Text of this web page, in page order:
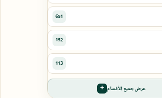
عرض جميع الأقسام